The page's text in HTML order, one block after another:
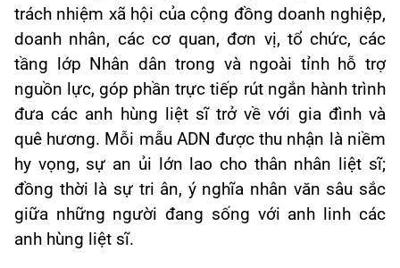
trách nhiệm xã hội của cộng đồng doanh nghiệp,
doanh nhân, các cơ quan, đơn vị, tổ chức, các
tầng lớp Nhân dân trong và ngoài tỉnh hỗ trợ
nguồn lực, góp phần trực tiếp rút ngắn hành trình
đưa các anh hùng liệt sĩ trở về với gia đình và
quê hương. Mỗi mẫu ADN được thu nhận là niềm
hy vọng, sự an ủi lớn lao cho thân nhân liệt sĩ;
đồng thời là sự tri ân, ý nghĩa nhân văn sâu sắc
giữa những người đang sống với anh linh các
anh hùng liệt sĩ.